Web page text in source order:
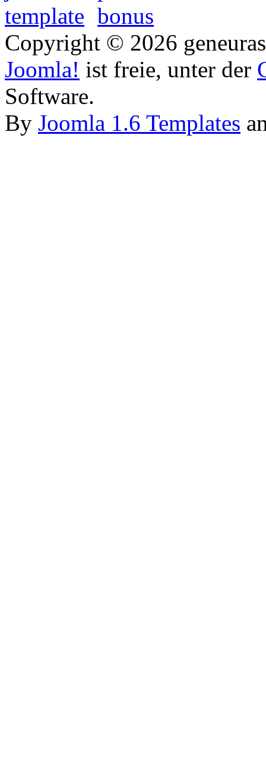
Copyright © 2026
Joomla! ist freie, unter der
Software.
By Joomla 1.6 Templates